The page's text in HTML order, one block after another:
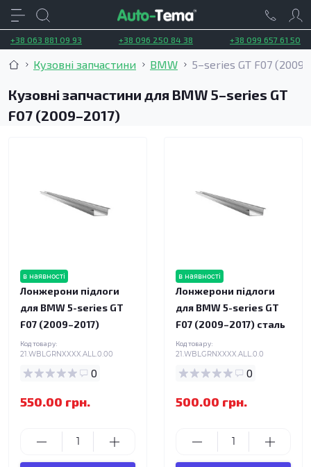
+38 063 881 09 93 +38 096 250 84 38 +38 099 657 61 50
Кузовні запчастини BMW 5–series GT F07
Кузовні запчастини для BMW 5–series GT
F07 (2009–2017)
в наявності
Лонжерони підлоги
для BMW 5-series GT
F07 (2009–2017)
Код товару:
21.WBLGRNXXXX.ALL.0.00
0
550.00 грн.
в наявності
Лонжерони підлоги
для BMW 5-series GT
F07 (2009–2017) сталь
Код товару:
21.WBLGRNXXXX.ALL.0.0
0
500.00 грн.